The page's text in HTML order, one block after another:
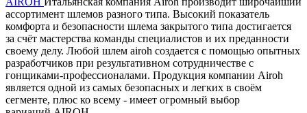
ассортимент шлемов разного типа. Высокий показатель
комфорта и безопасности шлема закрытого типа достигается
за счёт мастерства команды специалистов и их преданности
своему делу. Любой шлем airoh создается с помощью опытных
разработчиков при результативном сотрудничестве с
гонщиками-профессионалами. Продукция компании Airoh
является одной из самых безопасных и легких в своём
сегменте, плюс ко всему - имеет огромный выбор